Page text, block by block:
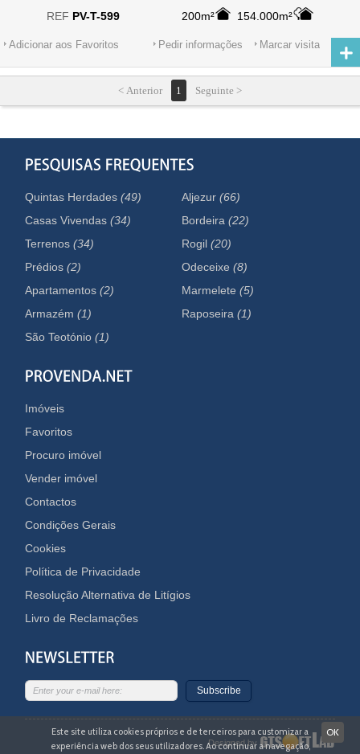
200m² 154.000m²
REF PV-T-599
Adicionar aos Favoritos Marcar visita
Pedir informações
< Anterior 1 Seguinte >
Quintas Herdades(49)
Casas Vivendas(34)
Terrenos(34)
Prédios(2)
Apartamentos(2)
Armazém(1)
Aljezur(66)
Bordeira(22)
Rogil(20)
Odeceixe(8)
Marmelete(5)
Raposeira(1)
São Teotónio(1)
Imóveis
Favoritos
Procuro imóvel
Vender imóvel
Contactos
Condições Gerais
Cookies
Política de Privacidade
Resolução Alternativa de Litígios
Livro de Reclamações
Subscribe
Designed by
OK
Este site utiliza cookies próprios e de terceiros para customizar a
experiência web dos seus utilizadores. Ao continuar a navegação,